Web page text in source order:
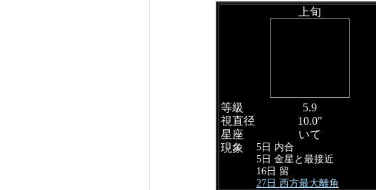
上旬
等級 5.9
視直径
10.0"
星座
いて
現象
5日 内合
5日 金星と最接近
16日 留
27日 西方最大離角